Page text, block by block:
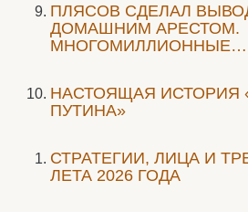
ПЛЯСОВ СДЕЛАЛ
ДОМАШНИМ АРЕСТОМ.
МНОГОМИЛЛИОННЫЕ…
НАСТОЯЩАЯ ИСТОРИЯ
ПУТИНА»
СТРАТЕГИИ, ЛИЦА И
ЛЕТА 2026 ГОДА